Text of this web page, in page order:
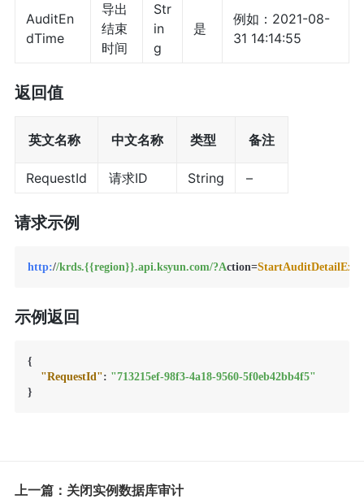
AuditEn
dTime
导出
结束
时间
Str
in
g
是
例如：2021-08-
31 14:14:55
返回值
英文名称 中文名称 类型 备注
RequestId 请求ID String –
请求示例
http://krds.{{region}}.api.ksyun.com/?Action=
示例返回
{
"RequestId": "713215ef-98f3-4a18-9560-5f0eb42bb4f5"
}
上一篇：关闭实例数据库审计